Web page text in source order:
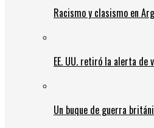
Racismo y clasismo en
EE. UU. retiró la alerta
Un buque de guerra